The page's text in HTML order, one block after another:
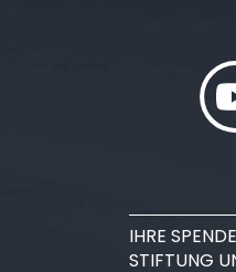
IHRE SPENDE
STIFTUNG